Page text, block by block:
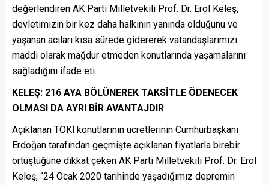
değerlendiren AK Parti Milletvekili Prof. Dr. Erol Keleş,
devletimizin bir kez daha halkının yanında olduğunu ve
yaşanan acıları kısa sürede gidererek vatandaşlarımızı
maddi olarak mağdur etmeden konutlarında yaşamalarını
sağladığını ifade eti.
KELEŞ: 216 AYA BÖLÜNEREK TAKSİTLE ÖDENECEK
OLMASI DA AYRI BİR AVANTAJDIR
Açıklanan TOKİ konutlarının ücretlerinin Cumhurbaşkanı
Erdoğan tarafından geçmişte açıklanan fiyatlarla birebir
örtüştüğüne dikkat çeken AK Parti Milletvekili Prof. Dr. Erol
Keleş, “24 Ocak 2020 tarihinde yaşadığımız depremin